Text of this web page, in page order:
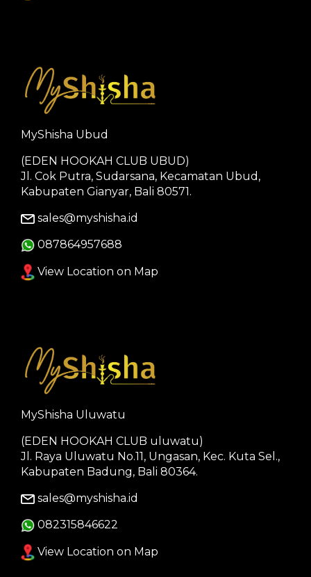
MyShisha Ubud
(EDEN HOOKAH CLUB UBUD)
Jl. Cok Putra, Sudarsana, Kecamatan Ubud,
Kabupaten Gianyar, Bali 80571.
sales@myshisha.id
087864957688
View Location on Map
MyShisha Uluwatu
(EDEN HOOKAH CLUB uluwatu)
Jl. Raya Uluwatu No.11, Ungasan, Kec. Kuta Sel.,
Kabupaten Badung, Bali 80364.
sales@myshisha.id
082315846622
View Location on Map